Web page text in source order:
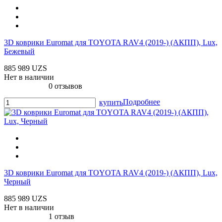
3D коврики Euromat для TOYOTA RAV4 (2019-) (АКПП), Lux,
Бежевый
885 989 UZS
Нет в наличии
0 отзывов
купитьПодробнее
3D коврики Euromat для TOYOTA RAV4 (2019-) (АКПП), Lux,
Черный
885 989 UZS
Нет в наличии
1 отзыв